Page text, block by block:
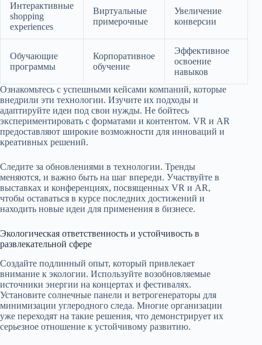
Интерактивные
shopping
experiences
Виртуальные
примерочные
Увеличение
конверсии
Обучающие
программы
Корпоративное
обучение
Эффективное
освоение
навыков
Ознакомьтесь с успешными кейсами компаний, которые
внедрили эти технологии. Изучите их подходы и
адаптируйте идеи под свои нужды. Не бойтесь
экспериментировать с форматами и контентом. VR и AR
предоставляют широкие возможности для инноваций и
креативных решений.
Следите за обновлениями в технологии. Тренды
меняются, и важно быть на шаг впереди. Участвуйте в
выставках и конференциях, посвященных VR и AR,
чтобы оставаться в курсе последних достижений и
находить новые идеи для применения в бизнесе.
Экологическая ответственность и устойчивость в
развлекательной сфере
Создайте подлинный опыт, который привлекает
внимание к экологии. Используйте возобновляемые
источники энергии на концертах и фестивалях.
Установите солнечные панели и ветрогенераторы для
минимизации углеродного следа. Многие организации
уже переходят на такие решения, что демонстрирует их
серьезное отношение к устойчивому развитию.